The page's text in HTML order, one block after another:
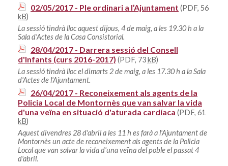
02/05/2017 - Ple ordinari a l’Ajuntament (PDF, 56
kB)
La sessió tindrà lloc aquest dijous, 4 de maig, a les 19.30 h a la
Sala d'Actes de la Casa Consistorial.
28/04/2017 - Darrera sessió del Consell
d'Infants (curs 2016-2017) (PDF, 73kB)
La sessió tindrà lloc el dimarts 2 de maig, a les 17.30 h a la Sala
d'Actes de l'Ajuntament.
26/04/2017 - Reconeixement als agents de la
Policia Local de Montornès que van salvar la vida
d'una veïna en situació d'aturada cardíaca (PDF, 61
kB)
Aquest divendres 28 d'abril a les 11 h es farà a l'Ajuntament de
Montornès un acte de reconeixement als agents de la Policia
Local que van salvar la vida d'una veïna del poble el passat 4
d'abril.